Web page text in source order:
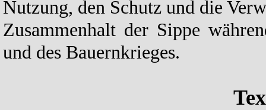
Nutzung, den Schutz und die
Zusammenhalt der Sippe
und des Bauernkrieges.